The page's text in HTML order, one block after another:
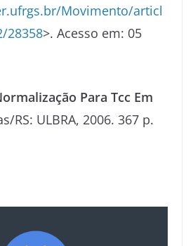
Movimento/articl
28358>. Acesso em: 05
Para Tcc Em
RS: ULBRA, 2006. 367 p.